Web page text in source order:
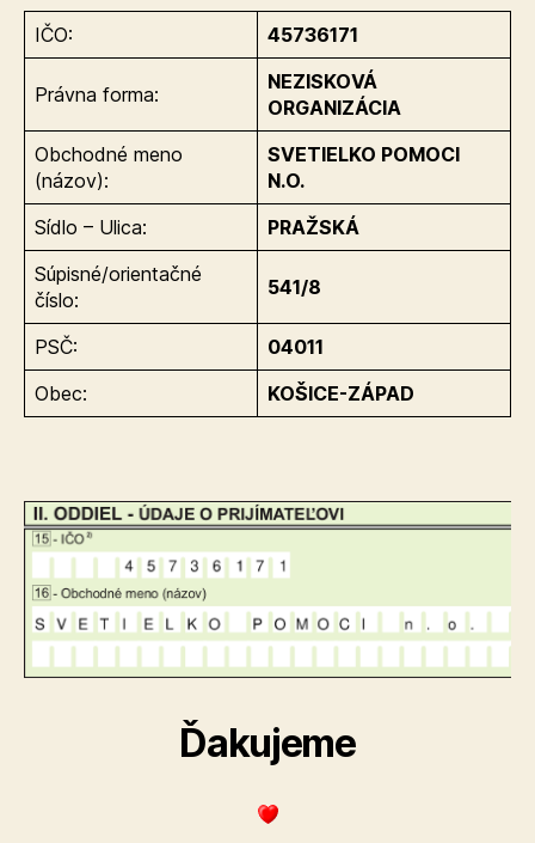
IČO: 45736171
Právna forma:
NEZISKOVÁ
ORGANIZÁCIA
Obchodné meno
(názov):
SVETIELKO POMOCI
N.O.
Sídlo – Ulica:
PRAŽSKÁ
Súpisné/orientačné
číslo:
541/8
PSČ:
04011
Obec:
KOŠICE-ZÁPAD
Ďakujeme